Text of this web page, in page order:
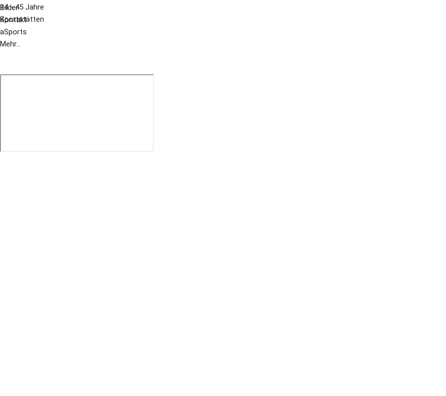
14 - 45 Jahre
Sportstätten
Bilder
Kontakt
aSports
Mehr...